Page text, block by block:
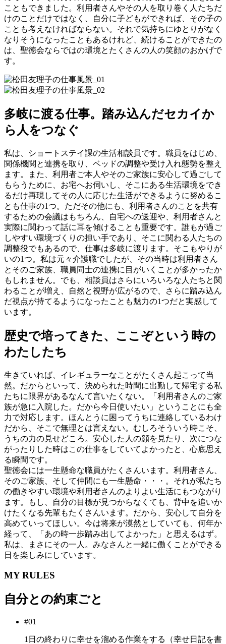
こともできました。利用者さんやその人を取り巻く人たちだ
けのことだけではなく、自分に子どもができれば、その子の
ことも考えなければならない。それで気持ちにゆとりがなく
なりそうになったこともあるけれど、続けることができたの
は、聖徳会ならではの環境とたくさんの人の笑顔のおかげで
す。
多岐に渡る仕事。踏み込んだセカイか
ら人をつなぐ
私は、ショートステイ課の生活相談員です。職員をはじめ、
関係機関と連携を取り、ベッドの調整や受け入れ態勢を整え
ます。また、利用者ご本人やそのご家族に安心して過ごして
もらうために、お宅へお伺いし、そこにある生活環境をでき
るだけ再現してその人に応じた生活ができるように努めるこ
とも仕事の1つ。ただその他にも、利用者さんのことを共有
するための会議はもちろん、自宅への送迎や、利用者さんと
実際に関わって話に耳を傾けることも重要です。誰もが過ご
しやすい環境づくりの担い手であり、そこに関わる人たちの
調整役でもあるので、仕事は多岐に渡ります。そこもやりが
いの1つ。私は元々介護職でしたが、その当時は利用者さん
とそのご家族、職員同士の連携に目がいくことが多かったか
もしれません。でも、相談員はさらにいろいろな人たちと関
わることが増え、自然と視野が広がるので、さらに踏み込ん
だ視点が持てるようになったことも魅力の1つだと実感して
います。
歴史で培ってきた、ここぞという時の
わたしたち
生きていれば、イレギュラーなことがたくさん起こって当
然。だからといって、決められた時間に出勤して帰宅する私
たちに限界があるなんて言いたくない。「利用者さんのご家
族が急に入院した。だから今日使いたい」ということにも全
力で対応します。ほんとうに困ってうちに連絡しているわけ
だから、そこで無理とは言えない。むしろそういう時こそ、
うちの力の見せどころ。安心した人の顔を見たり、次につな
がったりした時はこの仕事をしていてよかったと、心底思え
る瞬間です。
聖徳会には一生懸命な職員がたくさんいます。利用者さん、
そのご家族、そして仲間にも一生懸命・・・。それが私たち
の働きやすい環境や利用者さんのよりよい生活にもつながり
ます。もし、自分の目標が見つからなくても、背中を追いか
けたくなる先輩もたくさんいます。だから、安心して自分を
高めていってほしい。今は将来が漠然としていても、何年か
経って、「あの時一歩踏み出してよかった」と思えるはず。
私は、まさにその一人。みなさんと一緒に働くことができる
日を楽しみにしています。
MY RULES
自分との約束ごと
#01
1日の終わりに幸せを溜める作業をする（幸せ日記を書